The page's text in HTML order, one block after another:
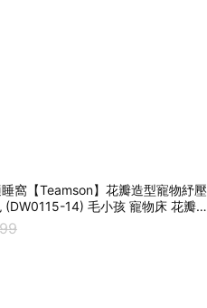
窩【Teamson】花瓣造型寵物紓壓
(DW0115-14) 毛小孩 寵物床 花瓣
FURBABY 防潮防滑 可水洗不變